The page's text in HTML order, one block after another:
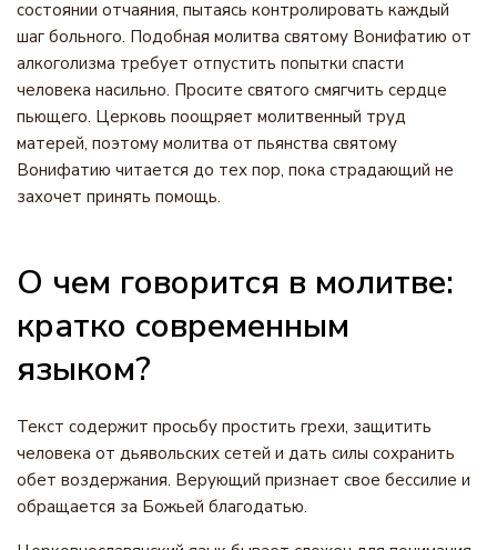
состоянии отчаяния, пытаясь контролировать каждый
шаг больного. Подобная молитва святому Вонифатию от
алкоголизма требует отпустить попытки спасти
человека насильно. Просите святого смягчить сердце
пьющего. Церковь поощряет молитвенный труд
матерей, поэтому молитва от пьянства святому
Вонифатию читается до тех пор, пока страдающий не
захочет принять помощь.
О чем говорится в молитве:
кратко современным
языком?
Текст содержит просьбу простить грехи, защитить
человека от дьявольских сетей и дать силы сохранить
обет воздержания. Верующий признает свое бессилие и
обращается за Божьей благодатью.